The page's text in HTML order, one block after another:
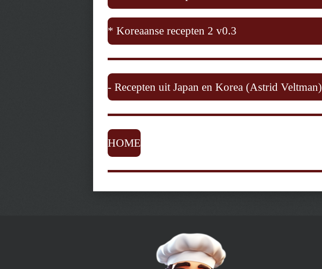
* Koreaanse recepten 2 v0.3
- Recepten uit Japan en Korea (Astrid Veltman)
HOME